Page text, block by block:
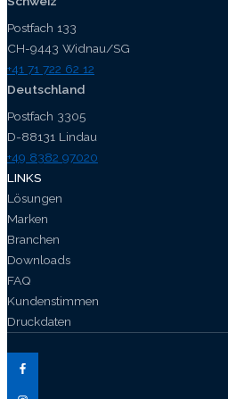
Postfach 133
CH-9443 Widnau/SG
+41 71 722 62 12
Deutschland
Postfach 3305
D-88131 Lindau
+49 8382 97020
LINKS
Lösungen
Marken
Branchen
Downloads
FAQ
Kundenstimmen
Druckdaten